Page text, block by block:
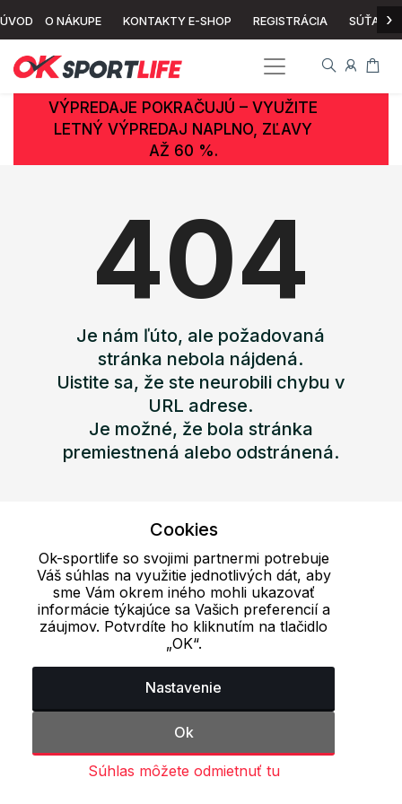
ÚVOD O NÁKUPE KONTAKTY E-SHOP REGISTRÁCIA SÚŤAŽ ›
VÝPREDAJE POKRAČUJÚ – VYUŽITE
LETNÝ VÝPREDAJ NAPLNO, ZĽAVY
AŽ 60 %.
404
Je nám ľúto, ale požadovaná
stránka nebola nájdená.
Uistite sa, že ste neurobili chybu v
URL adrese.
Je možné, že bola stránka
premiestnená alebo odstránená.
Prejsť na úvod
Naposledy prezerané produkty
Cookies
Ok-sportlife so svojimi partnermi potrebuje
Váš súhlas na využitie jednotlivých dát, aby
sme Vám okrem iného mohli ukazovať
informácie týkajúce sa Vašich preferencií a
záujmov. Potvrdíte ho kliknutím na tlačidlo
„OK“.
Nastavenie
Ok
Súhlas môžete odmietnuť tu